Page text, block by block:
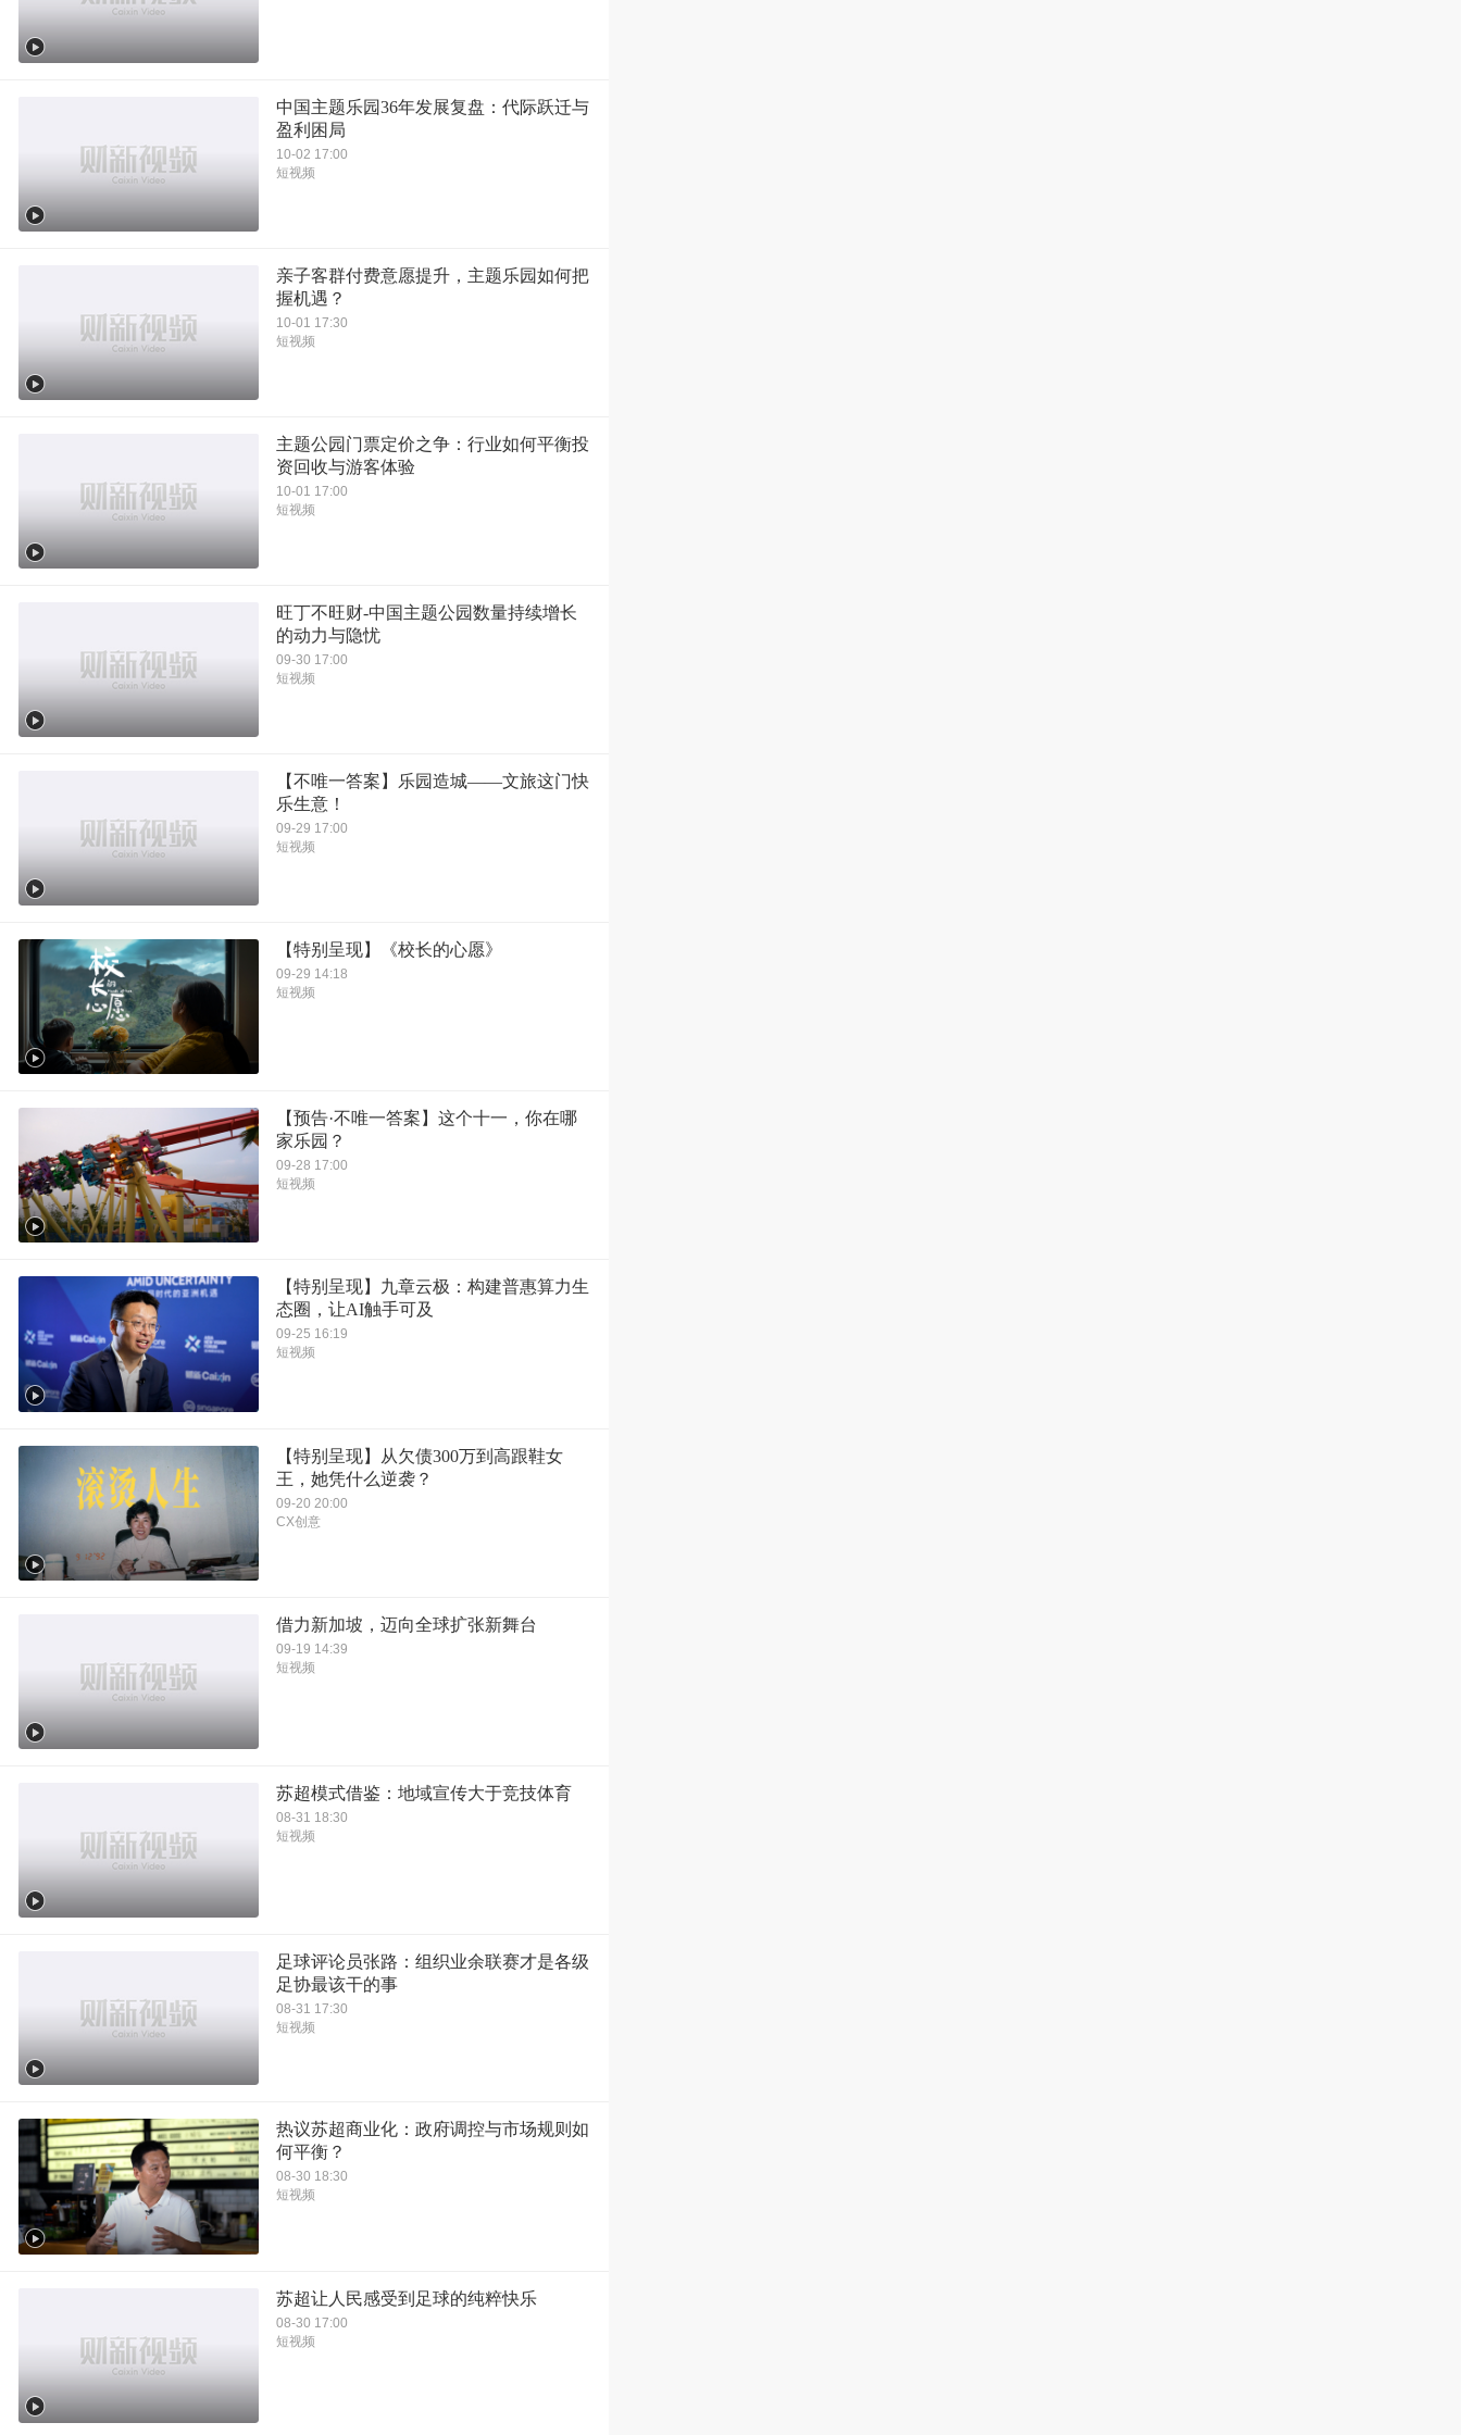
中国主题乐园36年发展复盘：代际跃迁与
盈利困局
10-02 17:00
短视频
亲子客群付费意愿提升，主题乐园如何把
握机遇？
10-01 17:30
短视频
主题公园门票定价之争：行业如何平衡投
资回收与游客体验
10-01 17:00
短视频
旺丁不旺财-中国主题公园数量持续增长
的动力与隐忧
09-30 17:00
短视频
【不唯一答案】乐园造城——文旅这门快
乐生意！
09-29 17:00
短视频
【特别呈现】《校长的心愿》
09-29 14:18
短视频
【预告·不唯一答案】这个十一，你在哪
家乐园？
09-28 17:00
短视频
【特别呈现】九章云极：构建普惠算力生
态圈，让AI触手可及
09-25 16:19
短视频
【特别呈现】从欠债300万到高跟鞋女
王，她凭什么逆袭？
09-20 20:00
CX创意
借力新加坡，迈向全球扩张新舞台
09-19 14:39
短视频
苏超模式借鉴：地域宣传大于竞技体育
08-31 18:30
短视频
足球评论员张路：组织业余联赛才是各级
足协最该干的事
08-31 17:30
短视频
热议苏超商业化：政府调控与市场规则如
何平衡？
08-30 18:30
短视频
苏超让人民感受到足球的纯粹快乐
08-30 17:00
短视频